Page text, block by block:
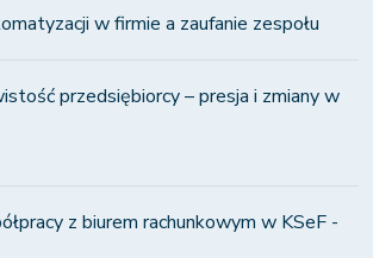
w firmie a zaufanie zespołu
przedsiębiorcy – presja i zmiany w
z biurem rachunkowym w KSeF -